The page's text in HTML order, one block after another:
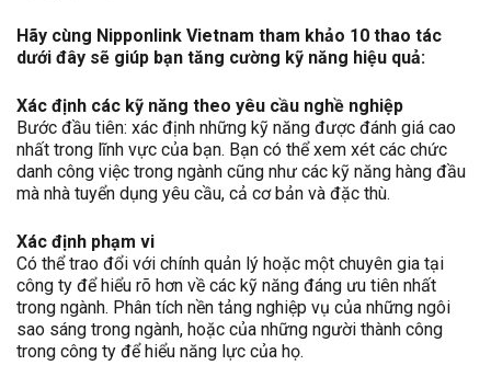
Hãy cùng Nipponlink Vietnam tham khảo 10 thao tác
dưới đây sẽ giúp bạn tăng cường kỹ năng hiệu quả:
Xác định các kỹ năng theo yêu cầu nghề nghiệp
Bước đầu tiên: xác định những kỹ năng được đánh giá cao
nhất trong lĩnh vực của bạn. Bạn có thể xem xét các chức
danh công việc trong ngành cũng như các kỹ năng hàng đầu
mà nhà tuyển dụng yêu cầu, cả cơ bản và đặc thù.
Xác định phạm vi
Có thể trao đổi với chính quản lý hoặc một chuyên gia tại
công ty để hiểu rõ hơn về các kỹ năng đáng ưu tiên nhất
trong ngành. Phân tích nền tảng nghiệp vụ của những ngôi
sao sáng trong ngành, hoặc của những người thành công
trong công ty để hiểu năng lực của họ.